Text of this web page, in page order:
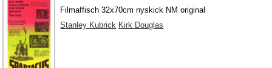
Filmaffisch 32x70cm nyskick NM original
Stanley Kubrick Kirk Douglas